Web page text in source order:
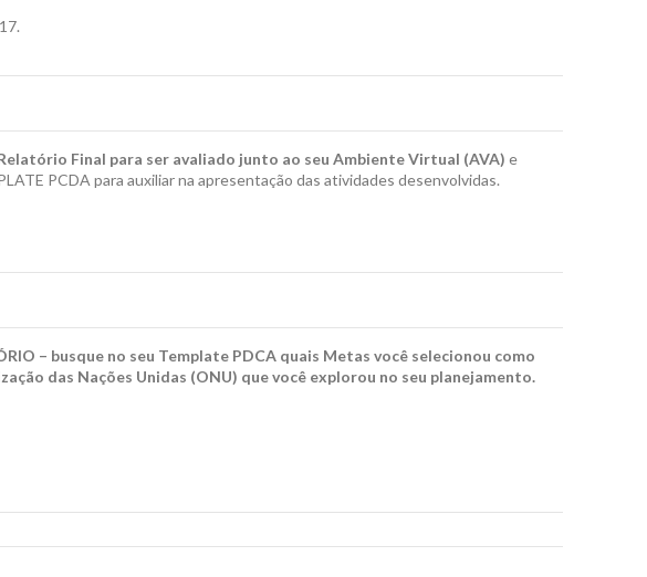
Final para ser avaliado junto ao seu Ambiente Virtual (AVA) e
PCDA para auxiliar na apresentação das atividades desenvolvidas.
– busque no seu Template PDCA quais Metas você selecionou como
das Nações Unidas (ONU) que você explorou no seu planejamento.